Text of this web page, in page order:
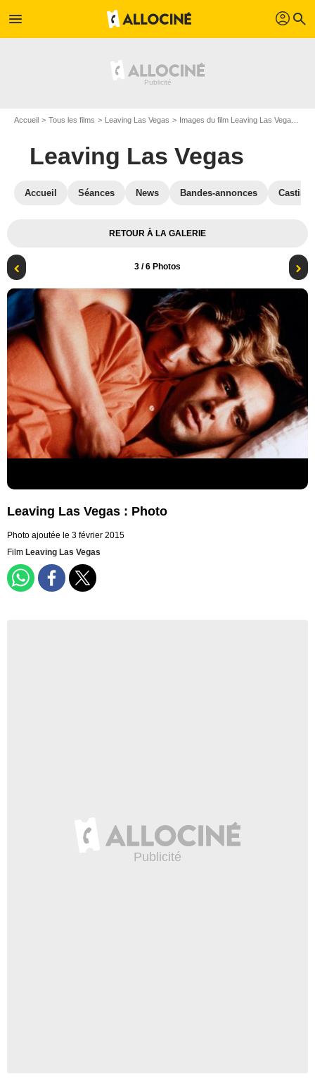
menu profil search
Accueil Tous les films Leaving Las Vegas Images du film Leaving Las Vegas
Leaving Las Vegas
Accueil Séances News Bandes-annonces Casting
RETOUR À LA GALERIE
3 / 6 Photos
Leaving Las Vegas : Photo
Photo ajoutée le 3 février 2015
Film Leaving Las Vegas